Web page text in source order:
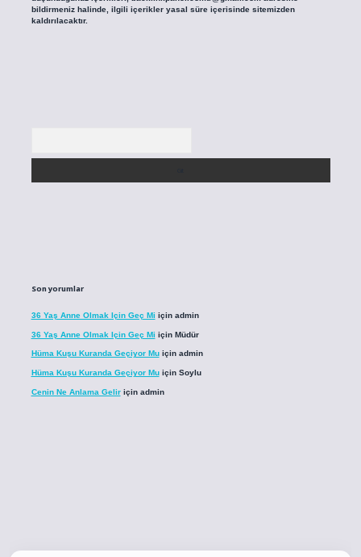
bildirmeniz halinde, ilgili içerikler yasal süre içerisinde sitemizden
kaldırılacaktır.
Son yorumlar
36 Yaş Anne Olmak Için Geç Mi için admin
36 Yaş Anne Olmak Için Geç Mi için Müdür
Hüma Kuşu Kuranda Geçiyor Muiçin admin
Hüma Kuşu Kuranda Geçiyor Muiçin Soylu
Cenin Ne Anlama Geliriçin admin